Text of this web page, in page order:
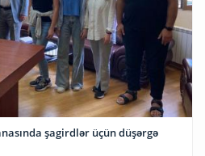
şagirdlər üçün düşərgə